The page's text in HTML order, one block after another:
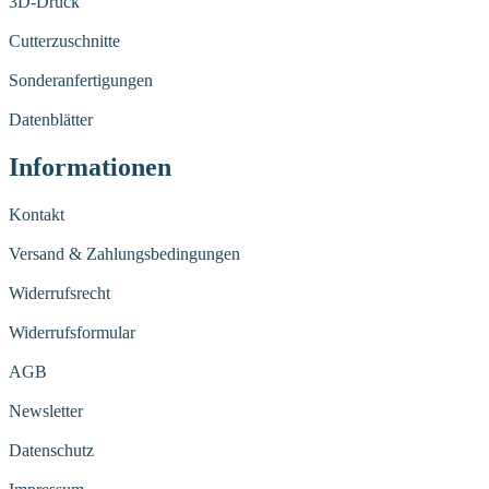
Cutterzuschnitte
Sonderanfertigungen
Datenblätter
Informationen
Kontakt
Versand & Zahlungsbedingungen
Widerrufsrecht
Widerrufsformular
AGB
Newsletter
Datenschutz